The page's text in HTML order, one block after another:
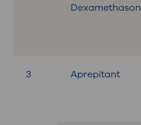
Dexamethason
3 Aprepitant